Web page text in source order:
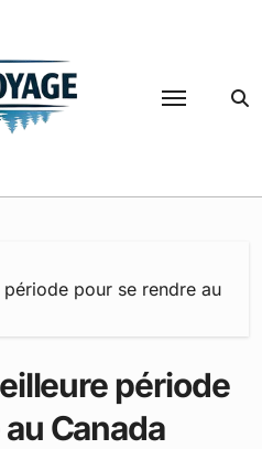
pour se rendre au
période
Canada